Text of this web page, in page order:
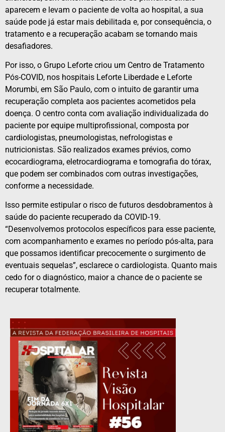
aparecem e levam o paciente de volta ao hospital, a sua
saúde pode já estar mais debilitada e, por consequência, o
tratamento e a recuperação acabam se tornando mais
desafiadores.
Por isso, o Grupo Leforte criou um Centro de Tratamento
Pós-COVID, nos hospitais Leforte Liberdade e Leforte
Morumbi, em São Paulo, com o intuito de garantir uma
recuperação completa aos pacientes acometidos pela
doença. O centro conta com avaliação individualizada do
paciente por equipe multiprofissional, composta por
cardiologistas, pneumologistas, nefrologistas e
nutricionistas. São realizados exames prévios, como
ecocardiograma, eletrocardiograma e tomografia do tórax,
que podem ser combinados com outras investigações,
conforme a necessidade.
Isso permite estipular o risco de futuros desdobramentos à
saúde do paciente recuperado da COVID-19.
“Desenvolvemos protocolos específicos para esse paciente,
com acompanhamento e exames no período pós-alta, para
que possamos identificar precocemente o surgimento de
eventuais sequelas”, esclarece o cardiologista. Quanto mais
cedo for o diagnóstico, maior a chance de o paciente se
recuperar totalmente.